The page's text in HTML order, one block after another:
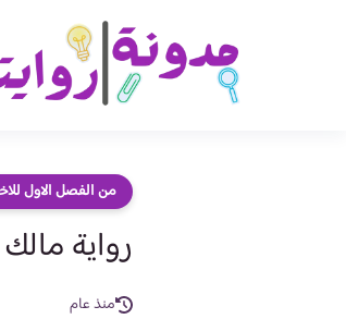
من الفصل الاول
رواية
منذ عام